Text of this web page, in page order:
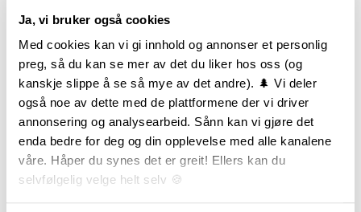
Ja, vi bruker også cookies
Med cookies kan vi gi innhold og annonser et personlig
preg, så du kan se mer av det du liker hos oss (og
kanskje slippe å se så mye av det andre). 🌲 Vi deler
også noe av dette med de plattformene der vi driver
annonsering og analysearbeid. Sånn kan vi gjøre det
enda bedre for deg og din opplevelse med alle kanalene
våre. Håper du synes det er greit! Ellers kan du
selvfølgelig velge helt selv 🍪
Produktinformasjon
Konstruksjonsvirke, ofte kalt K-virke, er sortert med
hensyn til styrke og stivhet og er produsert etter
gjeldende standard for styrkesortering. Varen er
lengdekappet i intervaller, høvlet på alle 4 sider og
har avrundede eller fasede kanter.
Konstruksjonsvirke er CE og NS-merket og
underlagt 3-part kontroll. Styrkeklassen C24 brukes i